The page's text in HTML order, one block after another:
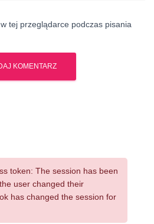
tej przeglądarce podczas pisania
token: The session has been
user changed their
has changed the session for